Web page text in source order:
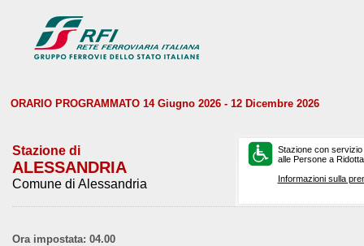
ORARIO PROGRAMMATO 14 Giugno 2026 - 12 Dicembre 2026
Stazione di
ALESSANDRIA
Comune di Alessandria
Stazione con
alle Persone a
Informazioni sulla
Ora impostata: 04.00